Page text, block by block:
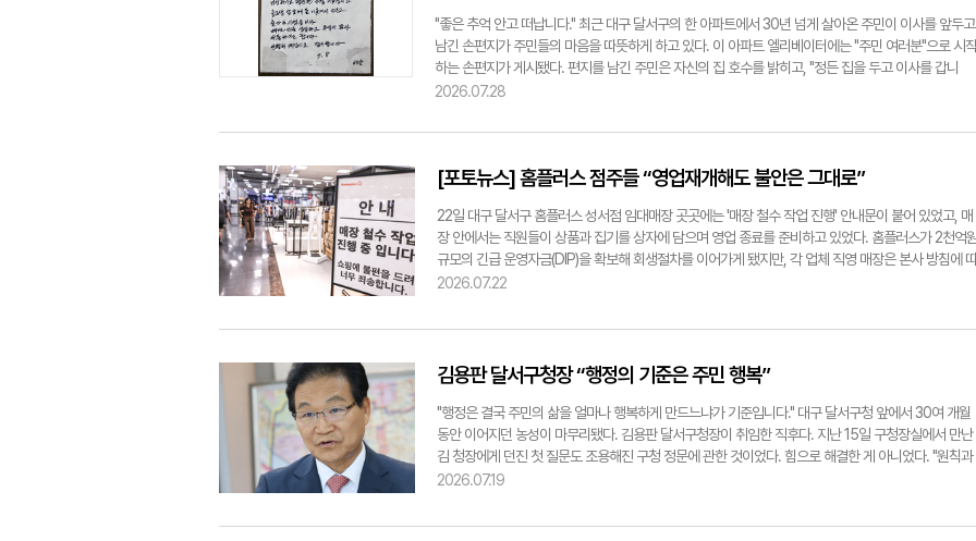
"좋은 추억 안고 떠납니다." 최근 대구 달서구의 한 아파트에서 30년 넘게 살아온 주민이 이사를 앞두고
남긴 손편지가 주민들의 마음을 따뜻하게 하고 있다. 이 아파트 엘리베이터에는 "주민 여러분"으로 시작
하는 손편지가 게시됐다. 편지를 남긴 주민은 자신의 집 호수를 밝히고, "정든 집을 두고 이사를 갑니
다"라고 운을 떼며 오랜 시간 함께한 이웃들에게 감사의 마음을 전했다. 편지에는 "그동안 보내주신 은덕
"떠나는 마음 섭섭하고 추억이 많아 애통하기도 합니다"라는 진심 어린 글귀가 적혀 있었다. 오랜 세월
은 "손편지 한 장에 그동안의 진심 어린 정이 담겨 있어 마음이 뭉클했다" 며 "오랫동안 함께한 이웃을 떠
민들은 이웃의 마지막 인사가 담긴 편지를 사진으로 남기며 아쉬운 마음을 달래기도 했다. 디지털 소통
이 일상화된 시대 속에서 손글씨로 전한 짧은 감사의 편지는 이웃 간 따뜻한 정과 공동체의 소중함을 다
시 한번 일깨워 주고 있다. 이원욱 시민기자 judge520@naver.com
2026.07.28
[포토뉴스] 홈플러스 점주들 “영업재개해도 불안은 그대로”
22일 대구 달서구 홈플러스 성서점 임대매장 곳곳에는 '매장 철수 작업 진행' 안내문이 붙어 있었고, 매
장 안에서는 직원들이 상품과 집기를 상자에 담으며 영업 종료를 준비하고 있었다. 홈플러스가 2천억원
규모의 긴급 운영자금(DIP)을 확보해 회생절차를 이어가게 됐지만, 각 업체 직영 매장은 본사 방침에 따
라 철수하고 있었고 개인이 운영하는 입점 점포도 홈플러스 경영 정상화에 대한 불안으로 자진 퇴거가
고 영업을 이어가기 어렵다"며 점포가 하나둘 빠져나가면 고객 감소와 함께 상권 전체가 공동화될 수 있
다고 우려했다. 이날 성서점을 찾은 유영하 국민의힘 의원은 입점 점주들과 간담회를 열고 회생절차 이
후 대책을 논의했다. 점주들은 대금 정산이 차질 없이 이뤄질 수 있는 방안과 입점 상인들의 피해를 최소
화할 수 있는 대책 마련에 힘을 보태 달라고 요청했다. 이에 유 의원은 홈플러스 사태는 여당의 을지로위
원회에서도 챙기고 있는 사안이라며 "MBK도 이대로 철수하는 것은 큰 오점이 될 것"이라고 말했다. 이
어 "최악의 상황이 오더라도 입점 점주들의 생존권을 지킬 수 있도록 끝까지 최선을 다하겠다"고 밝혔다.
2026.07.22
김용판 달서구청장 “행정의 기준은 주민 행복”
"행정은 결국 주민의 삶을 얼마나 행복하게 만드느냐가 기준입니다." 대구 달서구청 앞에서 30여 개월
동안 이어지던 농성이 마무리됐다. 김용판 달서구청장이 취임한 직후다. 지난 15일 구청장실에서 만난
김 청장에게 던진 첫 질문도 조용해진 구청 정문에 관한 것이었다. 힘으로 해결한 게 아니었다. "원칙과
소통, 그리고 상대가 스스로 출구를 선택할 수 있는 여건을 만드는 과정이었다"고 김 청장은 답했다. 주
2026.07.19